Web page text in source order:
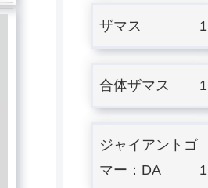
ザマス 1
合体ザマス 1
ジャイアントゴ
マー：DA
1